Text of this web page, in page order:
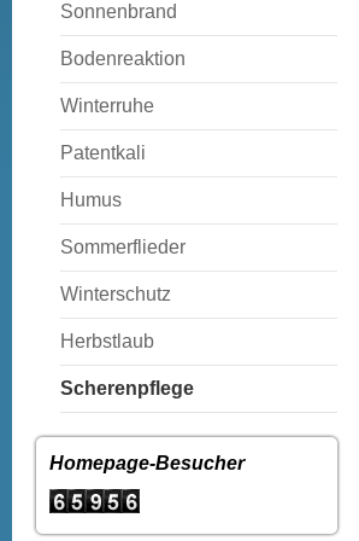
Sonnenbrand
Bodenreaktion
Winterruhe
Patentkali
Humus
Sommerflieder
Winterschutz
Herbstlaub
Scherenpflege
Homepage-Besucher